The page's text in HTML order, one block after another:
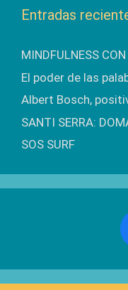
Entradas
MINDFULNESS
El poder de las
Albert Bosch,
SANTI SERRA:
SOS SURF